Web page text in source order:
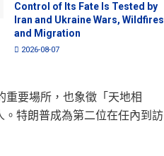
Control of Its Fate Is Tested by
Iran and Ukraine Wars, Wildfires
and Migration
2026-08-07
重要場所，也象徵「天地相
特朗普成為第二位在任內到訪